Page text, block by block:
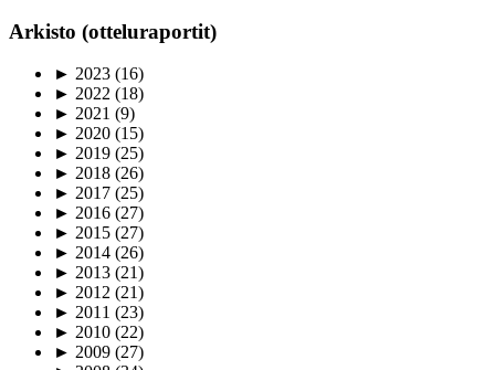
Arkisto (otteluraportit)
► 2023 (16)
► 2022 (18)
► 2021 (9)
► 2020 (15)
► 2019 (25)
► 2018 (26)
► 2017 (25)
► 2016 (27)
► 2015 (27)
► 2014 (26)
► 2013 (21)
► 2012 (21)
► 2011 (23)
► 2010 (22)
► 2009 (27)